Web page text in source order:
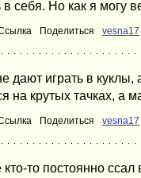
в себя. Но как я могу
Поделиться vesna17
дают играть в
на крутых тачках, а
Поделиться vesna17
то постоянно